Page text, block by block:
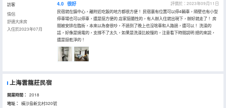
訪客
情侶
舒適大床房
入住於2023年07月
4.0 很好
評價於：2023年09月11日
民宿就在鎮中心，離附近吃飯的地方都很方便！ 民宿裏有位置可以停4輛車，隔壁也有小型
停車場也可以停車，還是挺方便的 店家挺隨性的，有人辦入住就出現下，辦好就走了！ 房
間被安排在臨街，本來以為會很吵，不過到了晚上也沒啥車和人路過，還可以！ 洗澡的
話，好像是燒電的，支撐不了太久，如果是洗澡比較慢的，注意看下時間説明 總的來説，
還是挺乾淨的！
上海雲龍莊民宿
開業時間： 2018
地址：
橫沙島新北村320號